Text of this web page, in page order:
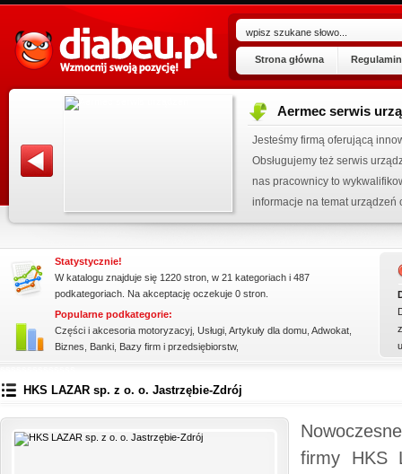
Strona główna
wpisu »
Aermec serwis
Jesteśmy firmą oferującą
Obsługujemy też serwis
nas pracownicy to
informacje na temat urządzeń
wyn...
Statystycznie!
W katalogu znajduje się 1220 stron, w 21 kategoriach i 487
podkategoriach. Na akceptację oczekuje 0 stron.
Popularne podkategorie:
Części i akcesoria motoryzacyj Usługi Artykuły dla domu Adwokat
Biznes
Banki Bazy firm i przedsiębiorstw,
HKS LAZAR sp. z o. o. Jastrzębie-Zdrój
firmy HKS